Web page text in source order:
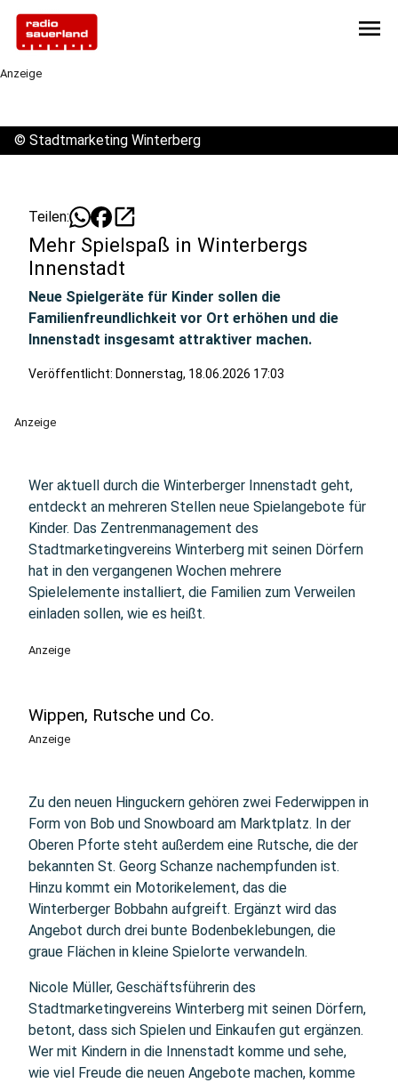
menu
Anzeige
© Stadtmarketing Winterberg
Teilen: open_in_new
Mehr Spielspaß in Winterbergs
Innenstadt
Neue Spielgeräte für Kinder sollen die
Familienfreundlichkeit vor Ort erhöhen und die
Innenstadt insgesamt attraktiver machen.
Veröffentlicht: Donnerstag, 18.06.2026 17:03
Anzeige
Wer aktuell durch die Winterberger Innenstadt geht,
entdeckt an mehreren Stellen neue Spielangebote für
Kinder. Das Zentrenmanagement des
Stadtmarketingvereins Winterberg mit seinen Dörfern
hat in den vergangenen Wochen mehrere
Spielelemente installiert, die Familien zum Verweilen
einladen sollen, wie es heißt.
Anzeige
Wippen, Rutsche und Co.
Anzeige
Zu den neuen Hinguckern gehören zwei Federwippen in
Form von Bob und Snowboard am Marktplatz. In der
Oberen Pforte steht außerdem eine Rutsche, die der
bekannten St. Georg Schanze nachempfunden ist.
Hinzu kommt ein Motorikelement, das die
Winterberger Bobbahn aufgreift. Ergänzt wird das
Angebot durch drei bunte Bodenbeklebungen, die
graue Flächen in kleine Spielorte verwandeln.
Nicole Müller, Geschäftsführerin des
Stadtmarketingvereins Winterberg mit seinen Dörfern,
betont, dass sich Spielen und Einkaufen gut ergänzen.
Wer mit Kindern in die Innenstadt komme und sehe,
wie viel Freude die neuen Angebote machen, komme